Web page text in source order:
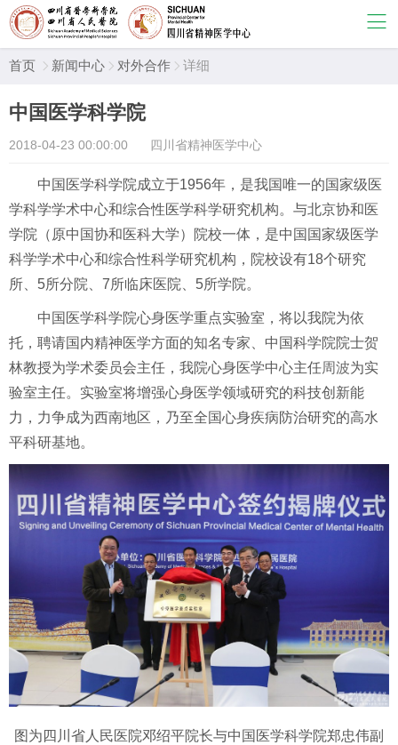
首页  新闻中心  对外合作  详细
中国医学科学院
2018-04-23 00:00:00 四川省精神医学中心
中国医学科学院成立于1956年，是我国唯一的国家级医
学科学学术中心和综合性医学科学研究机构。与北京协和医
学院（原中国协和医科大学）院校一体，是中国国家级医学
科学学术中心和综合性科学研究机构，院校设有18个研究
所、5所分院、7所临床医院、5所学院。
中国医学科学院心身医学重点实验室，将以我院为依
托，聘请国内精神医学方面的知名专家、中国科学院院士贺
林教授为学术委员会主任，我院心身医学中心主任周波为实
验室主任。实验室将增强心身医学领域研究的科技创新能
力，力争成为西南地区，乃至全国心身疾病防治研究的高水
平科研基地。
图为四川省人民医院邓绍平院长与中国医学科学院郑忠伟副